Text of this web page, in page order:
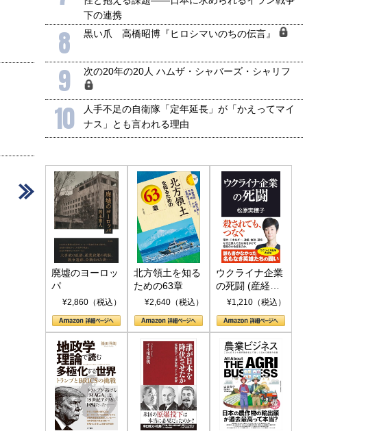
＞
下の連携
8 黒い爪 高橋昭博『ヒロシマいのちの伝言』
9 次の20年の20人 ハムザ・シャバーズ・シャリフ
10
人手不足の自衛隊「定年延長」が「かえってマイ
ナス」とも言われる理由
廃墟のヨーロッ
パ
¥2,860（税込）
北方領土を知る
ための63章
¥2,640（税込）
ウクライナ企業
の死闘 (産経セ
レクト S 039)
¥1,210（税込）